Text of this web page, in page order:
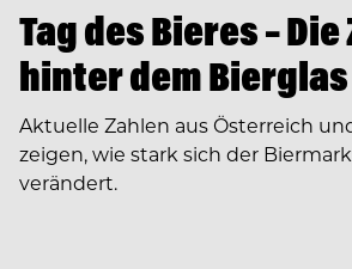
Tag des Bieres –
hinter dem Bierglas
Aktuelle Zahlen aus Österreich
zeigen, wie stark sich der
verändert.